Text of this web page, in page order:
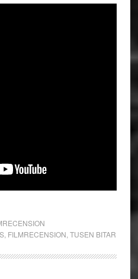
, FILMRECENSION TUSEN BITAR